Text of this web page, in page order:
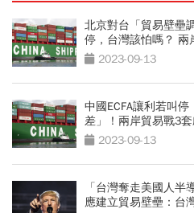
北京對台「貿易壁壘
停，台灣該怕嗎？
2023-09-13
中國ECFA讓利若叫
差」！兩岸貿易戰3
2023-09-13
「台灣奪走美國人
應建立貿易壁壘：台